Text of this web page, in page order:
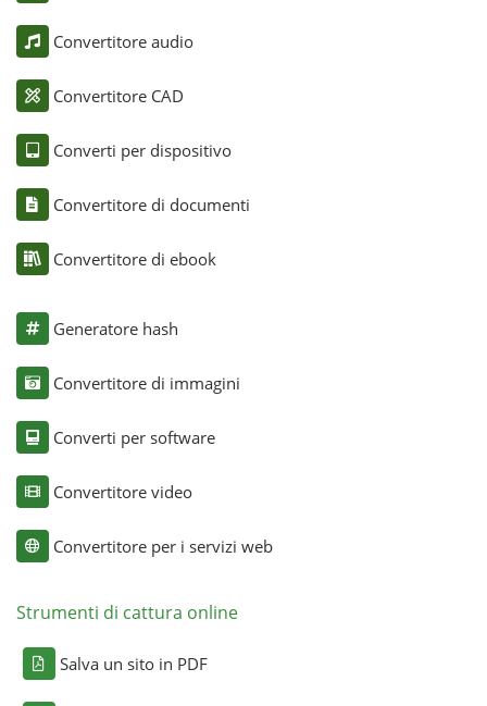
Convertitore audio
Convertitore CAD
Converti per dispositivo
Convertitore di documenti
Convertitore di ebook
Generatore hash
Convertitore di immagini
Converti per software
Convertitore video
Convertitore per i servizi web
Strumenti di cattura online
Salva un sito in PDF